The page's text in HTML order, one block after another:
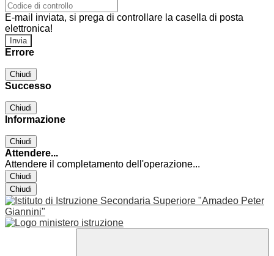
E-mail inviata, si prega di controllare la casella di posta
elettronica!
Errore
Chiudi
Successo
Chiudi
Informazione
Chiudi
Attendere...
Attendere il completamento dell'operazione...
Chiudi
Chiudi